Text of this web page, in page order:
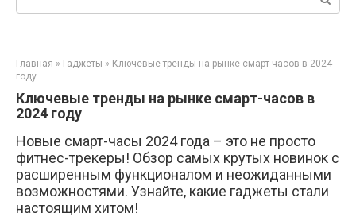
Главная » Гаджеты » Ключевые тренды на рынке смарт-часов в 2024
году
Ключевые тренды на рынке смарт-часов в
2024 году
Новые смарт-часы 2024 года – это не просто
фитнес-трекеры! Обзор самых крутых новинок с
расширенным функционалом и неожиданными
возможностями. Узнайте, какие гаджеты стали
настоящим хитом!